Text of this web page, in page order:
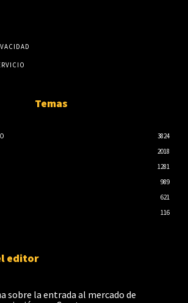
Temas
3824
2018
1281
989
621
116
editor
sobre la entrada al mercado de